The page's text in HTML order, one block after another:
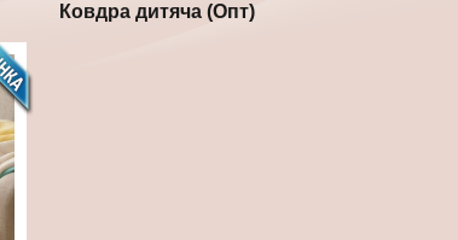
Ковдра дитяча (Опт)